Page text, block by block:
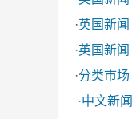
·英国新闻
·英国新闻
·分类市场
·中文新闻